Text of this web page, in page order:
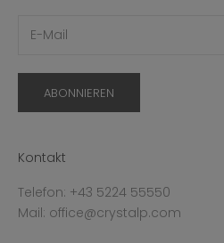
ABONNIEREN
Kontakt
Telefon: +43 5224 55550
Mail: office@crystalp.com